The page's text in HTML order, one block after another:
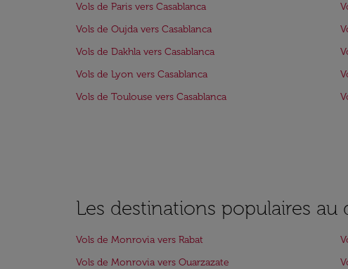
Vols de Paris vers Casablanca
Vols de Oujda vers Casablanca
Vols de Dakhla vers Casablanca
Vols de Lyon vers Casablanca
Vols de Toulouse vers Casablanca
Les destinations populaires
Vols de Monrovia vers Rabat
Vols de Monrovia vers Ouarzazate